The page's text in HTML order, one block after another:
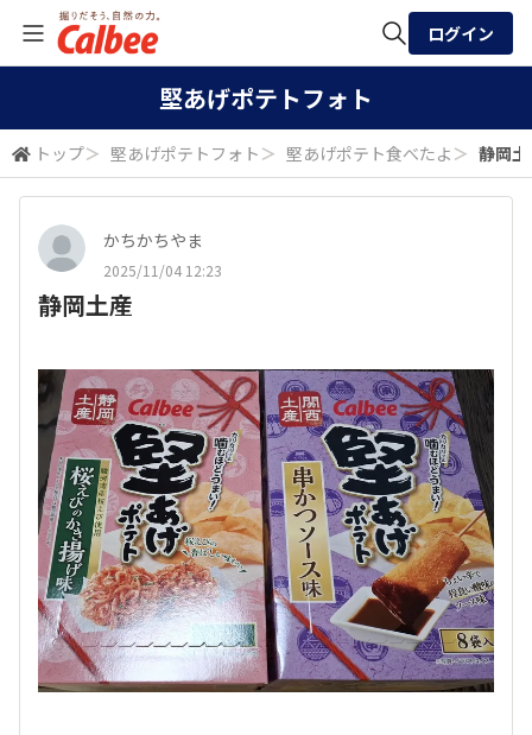
検索
ログイン
堅あげポテトフォト
トップ＞ 堅あげポテトフォト ＞ 堅あげポテト食べたよ ＞ 静岡
かちかちやま
2025/11/04 12:23
静岡土産